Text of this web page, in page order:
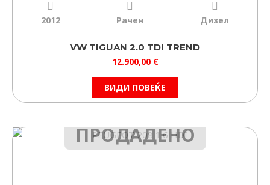
2012 Рачен Дизел
VW TIGUAN 2.0 TDI TREND
12.900,00 €
ВИДИ ПОВЕЌЕ
ПРОДАДЕНО